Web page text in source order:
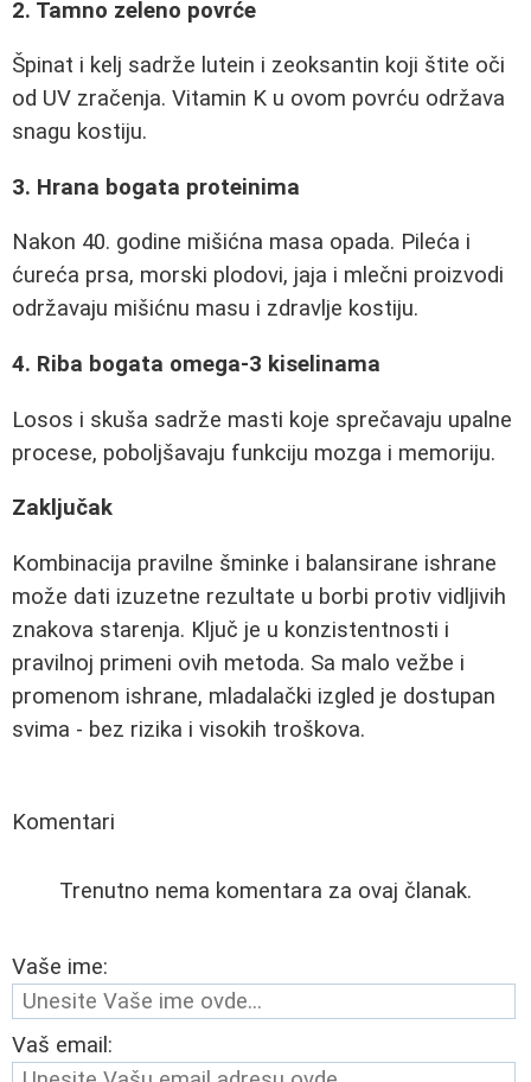
2. Tamno zeleno povrće
Špinat i kelj sadrže lutein i zeoksantin koji štite oči
od UV zračenja. Vitamin K u ovom povrću održava
snagu kostiju.
3. Hrana bogata proteinima
Nakon 40. godine mišićna masa opada. Pileća i
ćureća prsa, morski plodovi, jaja i mlečni proizvodi
održavaju mišićnu masu i zdravlje kostiju.
4. Riba bogata omega-3 kiselinama
Losos i skuša sadrže masti koje sprečavaju upalne
procese, poboljšavaju funkciju mozga i memoriju.
Zaključak
Kombinacija pravilne šminke i balansirane ishrane
može dati izuzetne rezultate u borbi protiv vidljivih
znakova starenja. Ključ je u konzistentnosti i
pravilnoj primeni ovih metoda. Sa malo vežbe i
promenom ishrane, mladalački izgled je dostupan
svima - bez rizika i visokih troškova.
Komentari
Trenutno nema komentara za ovaj članak.
Vaše ime:
Vaš email: